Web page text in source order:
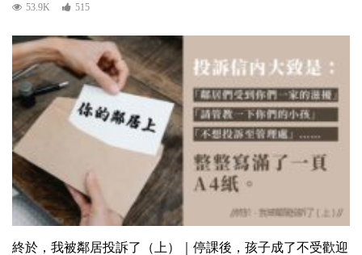
53.9K
515
終於，我被鄰居投訴了（上）｜停課後，孩子成了不受歡迎